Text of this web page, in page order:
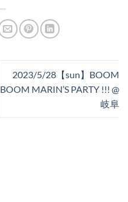
2023/5/28【sun】BOOM
BOOM MARIN’S PARTY !!! @
岐阜